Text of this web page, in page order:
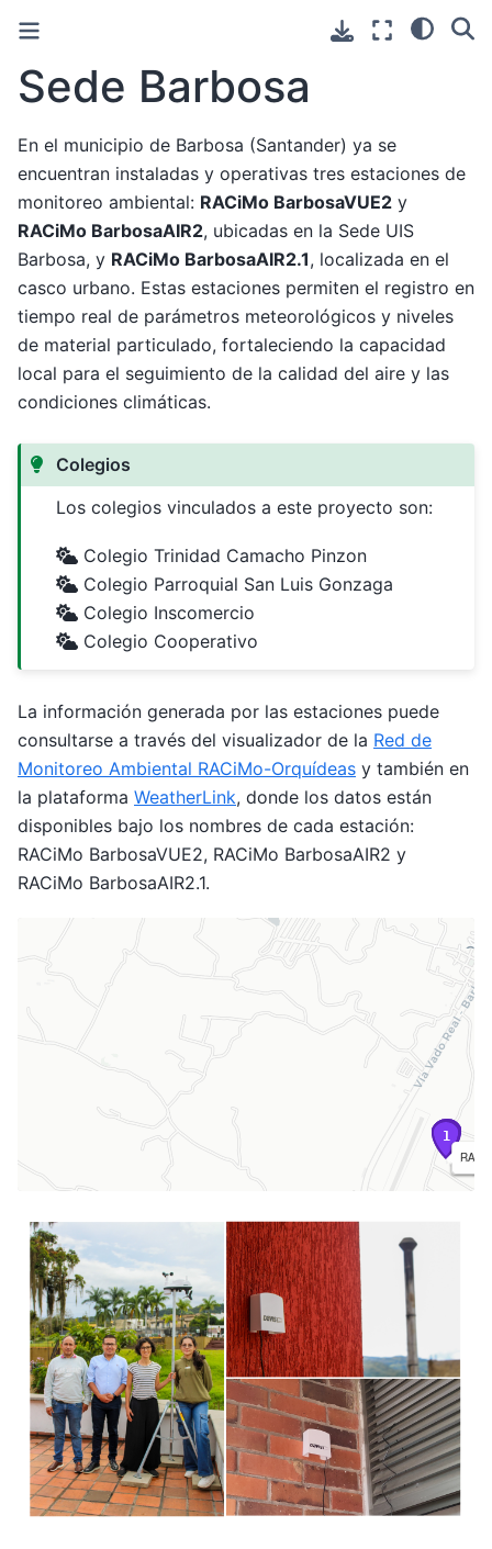
Sede Barbosa
En el municipio de Barbosa (Santander) ya se
encuentran instaladas y operativas tres estaciones de
monitoreo ambiental: RACiMo BarbosaVUE2 y
RACiMo BarbosaAIR2, ubicadas en la Sede UIS
Barbosa, y RACiMo BarbosaAIR2.1, localizada en el
casco urbano. Estas estaciones permiten el registro en
tiempo real de parámetros meteorológicos y niveles
de material particulado, fortaleciendo la capacidad
local para el seguimiento de la calidad del aire y las
condiciones climáticas.
Colegios
Los colegios vinculados a este proyecto son:
Colegio Trinidad Camacho Pinzon
Colegio Parroquial San Luis Gonzaga
Colegio Inscomercio
Colegio Cooperativo
La información generada por las estaciones puede
consultarse a través del visualizador de la Red de
Monitoreo Ambiental RACiMo-Orquídeas y también en
la plataforma WeatherLink, donde los datos están
disponibles bajo los nombres de cada estación:
RACiMo BarbosaVUE2, RACiMo BarbosaAIR2 y
RACiMo BarbosaAIR2.1.
Make this Notebook Trusted to load map: File -> Trust
Notebook